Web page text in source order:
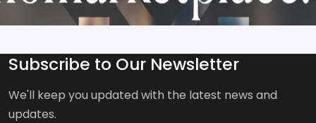
Subscribe to Our Newsletter
We'll keep you updated with the latest news and
updates.